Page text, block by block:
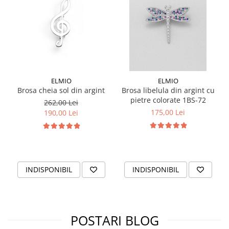
ELMIO
Brosa cheia sol din argint
262,00 Lei
190,00 Lei
INDISPONIBIL
ELMIO
Brosa libelula din argint cu
pietre colorate 1BS-72
175,00 Lei
INDISPONIBIL
POSTARI BLOG